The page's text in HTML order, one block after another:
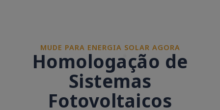
MUDE PARA ENERGIA SOLAR AGORA
Homologação de
Sistemas
Fotovoltaicos